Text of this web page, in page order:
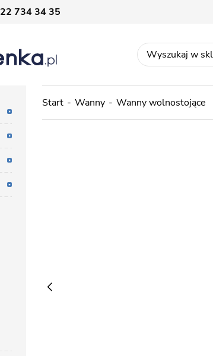
22 734 34 35
Start Wanny Wanny wolnostojące